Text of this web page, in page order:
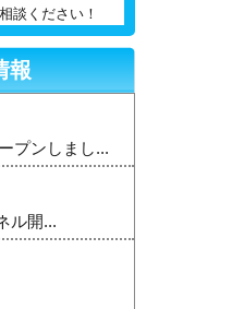
談ください！
報
プンしまし...
ル開...